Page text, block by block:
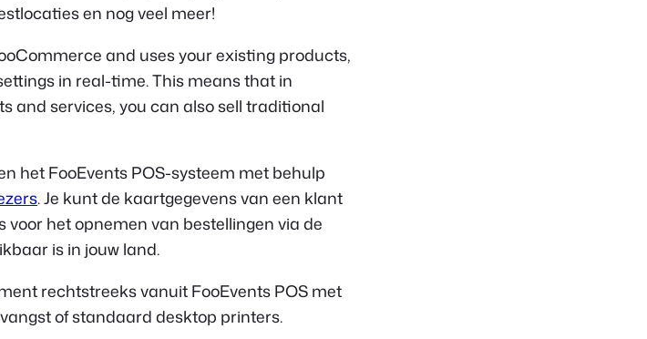
en nog veel meer!
and uses your existing products,
in real-time. This means that in
and services, you can also sell traditional
het FooEvents POS-systeem met behulp
. Je kunt de kaartgegevens van een klant
het opnemen van bestellingen via de
is in jouw land.
rechtstreeks vanuit FooEvents POS met
of standaard desktop printers.